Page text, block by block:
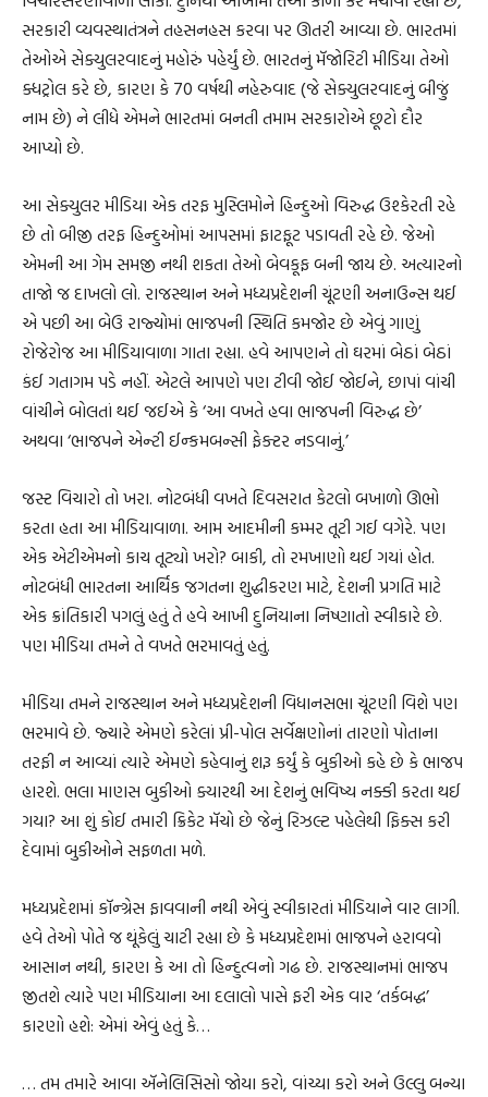
સરકારી વ્યવસ્થાતંત્રને તહસનહસ કરવા પર ઊતરી આવ્યા છે. ભારતમાં
તેઓએ સેક્યુલરવાદનું મહોરું પહેર્યું છે. ભારતનું મૅજોરિટી મીડિયા તેઓ
ક્ધટ્રોલ કરે છે, કારણ કે 70 વર્ષથી નહેરુવાદ (જે સેક્યુલરવાદનું બીજું
નામ છે) ને લીધે એમને ભારતમાં બનતી તમામ સરકારોએ છૂટો દૌર
આપ્યો છે.
આ સેક્યુલર મીડિયા એક તરફ મુસ્લિમોને હિન્દુઓ વિરુદ્ધ ઉશ્કેરતી રહે
છે તો બીજી તરફ હિન્દુઓમાં આપસમાં ફાટફૂટ પડાવતી રહે છે. જેઓ
એમની આ ગેમ સમજી નથી શકતા તેઓ બેવકૂફ બની જાય છે. અત્યારનો
તાજો જ દાખલો લો. રાજસ્થાન અને મધ્યપ્રદેશની ચૂંટણી અનાઉન્સ થઈ
એ પછી આ બેઉ રાજ્યોમાં ભાજપની સ્થિતિ કમજોર છે એવું ગાણું
રોજેરોજ આ મીડિયાવાળા ગાતા રહ્યા. હવે આપણને તો ઘરમાં બેઠાં બેઠાં
કંઈ ગતાગમ પડે નહીં. એટલે આપણે પણ ટીવી જોઈ જોઈને, છાપાં વાંચી
વાંચીને બોલતાં થઈ જઈએ કે ‘આ વખતે હવા ભાજપની વિરુદ્ધ છે’
અથવા ‘ભાજપને એન્ટી ઈન્કમબન્સી ફેક્ટર નડવાનું.’
જસ્ટ વિચારો તો ખરા. નોટબંધી વખતે દિવસરાત કેટલો બખાળો ઊભો
કરતા હતા આ મીડિયાવાળા. આમ આદમીની કમ્મર તૂટી ગઈ વગેરે. પણ
એક એટીએમનો કાચ તૂટ્યો ખરો? બાકી, તો રમખાણો થઈ ગયાં હોત.
નોટબંધી ભારતના આર્થિક જગતના શુદ્ધીકરણ માટે, દેશની પ્રગતિ માટે
એક ક્રાંતિકારી પગલું હતું તે હવે આખી દુનિયાના નિષ્ણાતો સ્વીકારે છે.
પણ મીડિયા તમને તે વખતે ભરમાવતું હતું.
મીડિયા તમને રાજસ્થાન અને મધ્યપ્રદેશની વિધાનસભા ચૂંટણી વિશે પણ
ભરમાવે છે. જ્યારે એમણે કરેલાં પ્રી-પોલ સર્વેક્ષણોનાં તારણો પોતાના
તરફી ન આવ્યાં ત્યારે એમણે કહેવાનું શરૂ કર્યું કે બુકીઓ કહે છે કે ભાજપ
હારશે. ભલા માણસ બુકીઓ ક્યારથી આ દેશનું ભવિષ્ય નક્કી કરતા થઈ
ગયા? આ શું કોઈ તમારી ક્રિકેટ મૅચો છે જેનું રિઝલ્ટ પહેલેથી ફિક્સ કરી
દેવામાં બુકીઓને સફળતા મળે.
મધ્યપ્રદેશમાં કૉન્ગ્રેસ ફાવવાની નથી એવું સ્વીકારતાં મીડિયાને વાર લાગી.
હવે તેઓ પોતે જ થૂંકેલું ચાટી રહ્યા છે કે મધ્યપ્રદેશમાં ભાજપને હરાવવો
આસાન નથી, કારણ કે આ તો હિન્દુત્વનો ગઢ છે. રાજસ્થાનમાં ભાજપ
જીતશે ત્યારે પણ મીડિયાના આ દલાલો પાસે ફરી એક વાર ‘તર્કબદ્ધ’
કારણો હશે: એમાં એવું હતું કે…
… તમ તમારે આવા ઍનેલિસિસો જોયા કરો, વાંચ્યા કરો અને ઉલ્લુ બન્યા